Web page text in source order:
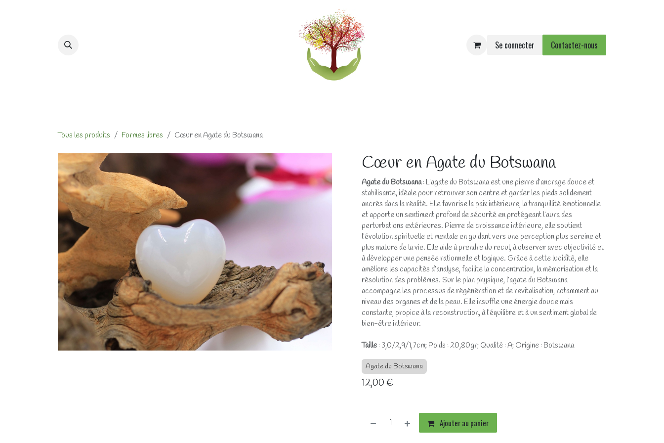
Se connecter Contactez-nous
Tous les produits Formes libres Cœur en Agate du Botswana
Cœur en Agate du Botswana
Agate du Botswana: L’agate du Botswana est une pierre d’ancrage douce et
stabilisante, idéale pour retrouver son centre et garder les pieds solidement
ancrés dans la réalité. Elle favorise la paix intérieure, la tranquillité émotionnelle
et apporte un sentiment profond de sécurité en protégeant l’aura des
perturbations extérieures. Pierre de croissance intérieure, elle soutient
l’évolution spirituelle et mentale en guidant vers une perception plus sereine et
plus mature de la vie. Elle aide à prendre du recul, à observer avec objectivité et
à développer une pensée rationnelle et logique. Grâce à cette lucidité, elle
améliore les capacités d’analyse, facilite la concentration, la mémorisation et la
résolution des problèmes. Sur le plan physique, l’agate du Botswana
accompagne les processus de régénération et de revitalisation, notamment au
niveau des organes et de la peau. Elle insuffle une énergie douce mais
constante, propice à la reconstruction, à l’équilibre et à un sentiment global de
bien-être intérieur.
Taille : 3,0/2,9/1,7cm; Poids : 20,80gr; Qualité : A; Origine : Botswana
Agate du Botswana
12,00€
Ajouter au panier